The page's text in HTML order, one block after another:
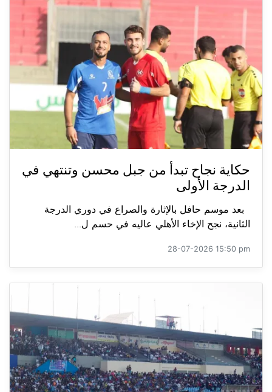
حكاية نجاح تبدأ من جبل محسن وتنتهي في
الدرجة الأولى
بعد موسم حافل بالإثارة والصراع في دوري الدرجة
الثانية، نجح الإخاء الأهلي عاليه في حسم ل...
28-07-2026 15:50 pm